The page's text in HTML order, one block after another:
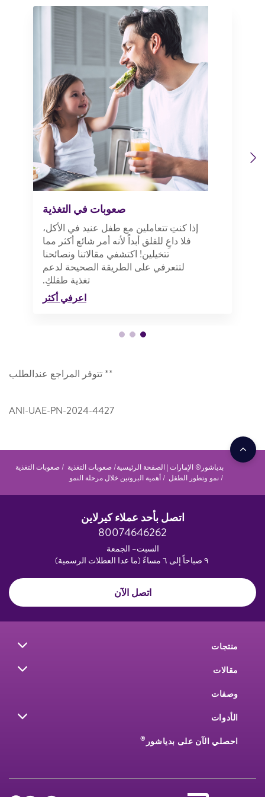
Previous
صعوبات في التغذية
إذا كنتِ تتعاملين مع طفل عنيد في الأكل،
فلا داعِ للقلق أبداً لأنه أمر شائع أكثر مما
تتخيلين! اكتشفي مقالاتنا ونصائحنا
لتتعرفي على الطريقة الصحيحة لدعم
تغذية طفلكِ.
اعرفي أكثر
** تتوفر المراجع عندالطلب
ANI-UAE-PN-2024-4427
بدياشور® الإمارات | الصفحة الرئيسية صعوبات التغذية
صعوبات التغذية
نمو وتطور الطفل
أهمية البروتين خلال مرحلة النمو
اتصل بأحد عملاء كيرلاين
80074646262
السبت– الجمعة
اتصل الآن
منتجات
مقالات
وصفات
الأدوات
احصلي الآن على بدياشور ®